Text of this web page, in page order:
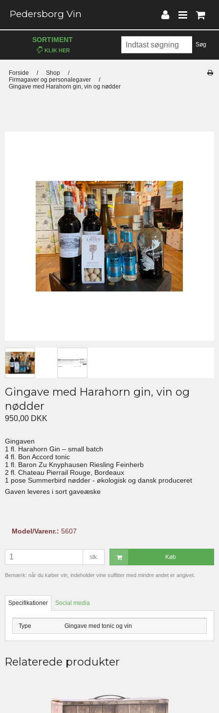
Pedersborg Vin
Søg
SORTIMENT
Forside / Shop
/
Firmagaver og personalegaver
/
Gingave med Harahorn gin, vin og nødder
Gingave med Harahorn gin, vin og
nødder
950,00 DKK
Gingaven
1 fl. Harahorn Gin – small batch
4 fl. Bon Accord tonic
1 fl. Baron Zu Knyphausen Riesling Feinherb
2 fl. Chateau Pierrail Rouge, Bordeaux
1 pose Summerbird nødder - økologisk og dansk produceret
Gaven leveres i sort gaveæske
Model/Varenr.: 5607
stk. Køb
Bemærk: når du køber vin, indeholder vine sulfitter med mindre andet er angivet.
Specifikationer Social media
Type Gingave med tonic og vin
Relaterede produkter